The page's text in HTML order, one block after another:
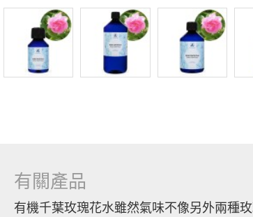
有關產品
有機千葉玫瑰花水雖然氣味不像另外兩種